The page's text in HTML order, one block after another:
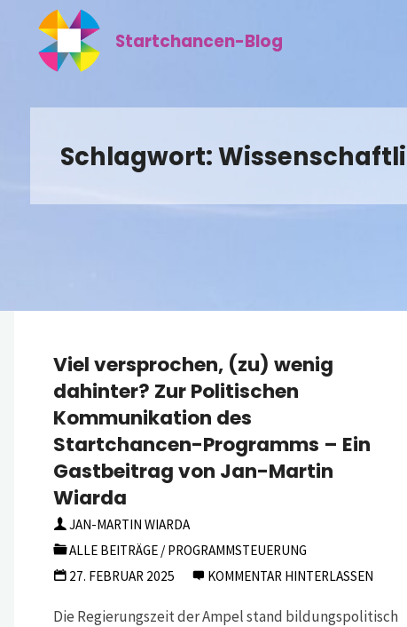
springen
Startchancen-Blog
Schlagwort:
Viel versprochen, (zu) wenig
dahinter? Zur Politischen
Kommunikation des
Startchancen-Programms – Ein
Gastbeitrag von Jan-Martin
Wiarda
JAN-MARTIN WIARDA
ALLE BEITRÄGE / PROGRAMMSTEUERUNG
27. FEBRUAR 2025
KOMMENTAR HINTERLASSEN
Die Regierungszeit der Ampel stand bildungspolitisch